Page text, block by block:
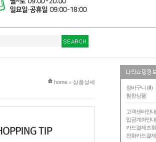
장바구니 (0)
찜한상품
고객센터안내
입금계좌안내
카드결제조회
전화카드결제
현재 위치
home > 상품상세